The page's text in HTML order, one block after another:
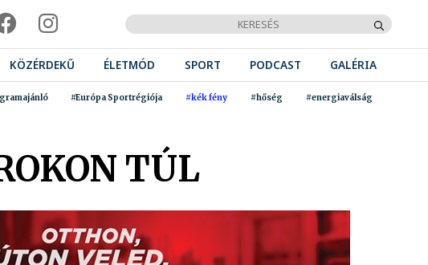
KÖZÉRDEKŰ ÉLETMÓD SPORT PODCAST GALÉRIA
#Európa Sportrégiója #kék fény #hőség #energiaválság
TÚL